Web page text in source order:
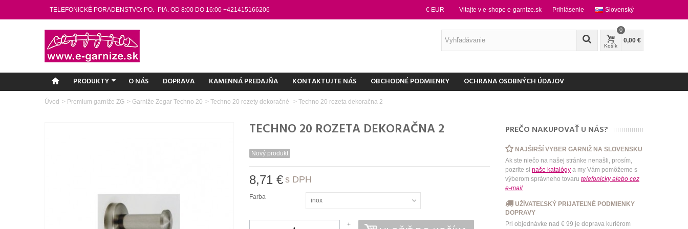
TELEFONICKÉ PORADENSTVO: PO.- PIA. OD 8:00 DO 16:00 +421415166206 Slovenský
Vitajte v e-shope e-garnize.sk Prihlásenie
€ EUR
Košík
0
0,00 €
PRODUKTY O NÁS DOPRAVA KAMENNÁ PREDAJŇA KONTAKTUJTE NÁS OBCHODNÉ PODMIENKY OCHRANA OSOBNÝCH ÚDAJOV
Úvod > Premium garniže ZG > Garniže Zegar Techno 20 > Techno 20 rozety dekoračné > Techno 20 rozeta dekoračna 2
TECHNO 20 ROZETA DEKORAČNA 2
Nový produkt
8,71 € s DPH
Farba inox
+
PREČO NAKUPOVAŤ U NÁS?
NAJŠIRŠÍ VYBER GARNIŽ NA SLOVENSKU
Ak ste niečo na našej stránke nenašli, prosím,
pozrite si naše katalógya my Vám pomôžeme s
výberom správneho tovaru telefonicky alebo cez
e-mail
UŽÍVATEĽSKÝ PRIJATEĽNÉ PODMIENKY
DOPRAVY
Pri objednávke nad € 99 je doprava kuriérom